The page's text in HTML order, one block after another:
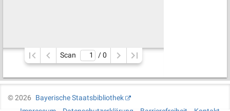
Scan / 0
©2026
Bayerische Staatsbibliothek